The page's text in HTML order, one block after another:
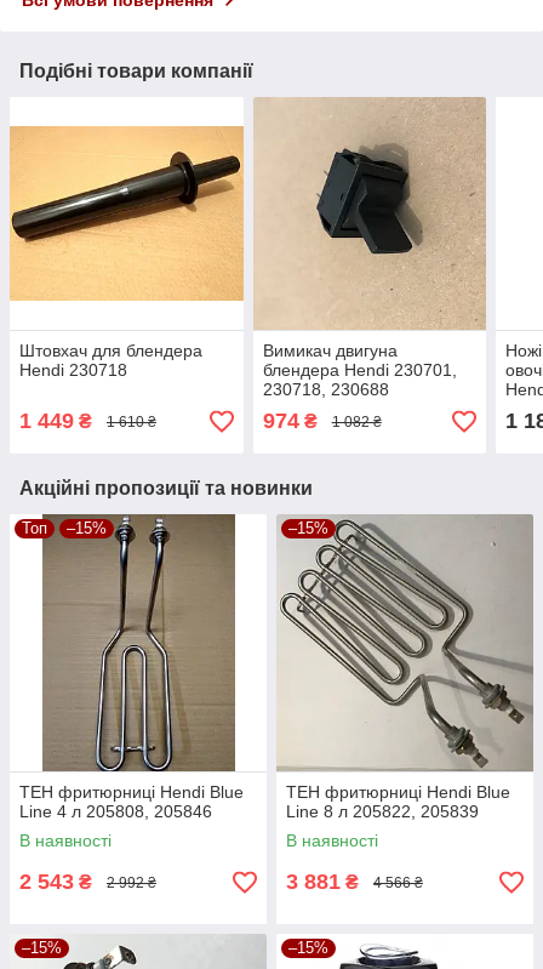
Подібні товари компанії
Штовхач для блендера
Hendi 230718
1 449 ₴ 1 610 ₴
Вимикач двигуна
блендера Hendi 230701,
230718, 230688
974₴ 1 082 ₴ 1
Акційні пропозиції та новинки
Топ –15%
ТЕН фритюрниці Hendi Blue
Line 4 л 205808, 205846
В наявності
2 543 ₴ 2 992 ₴
–15%
ТЕН фритюрниці Hendi Blue
Line 8 л 205822, 205839
В наявності
3 881 ₴ 4 566 ₴
–15% –15%